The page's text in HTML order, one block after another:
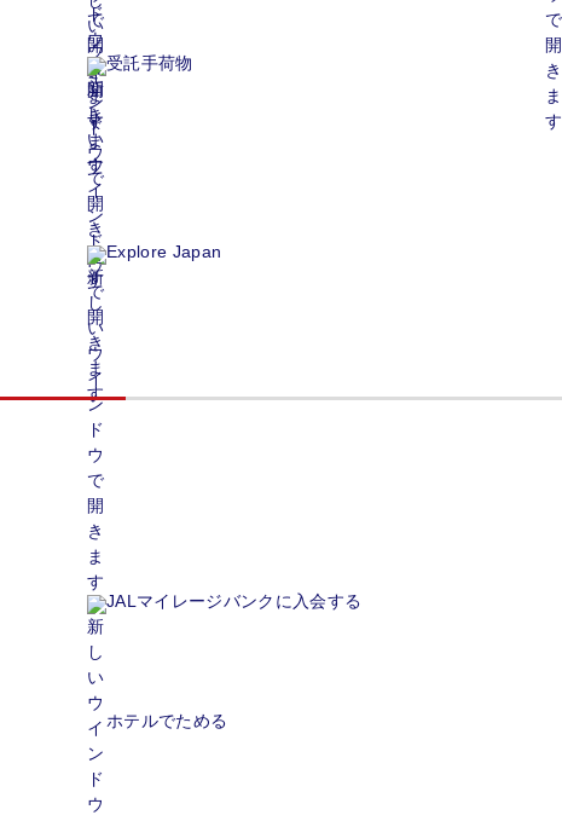
受託手荷物
Explore Japan
JALマイレージバンクに入会する
ホテルでためる